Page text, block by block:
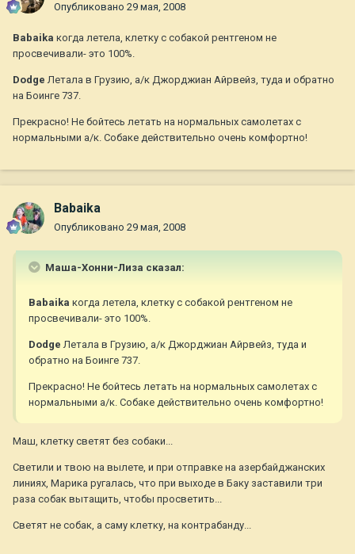
Опубликовано 29 мая, 2008
Babaika когда летела, клетку с собакой рентгеном не
просвечивали- это 100%.
Dodge Летала в Грузию, а/к Джорджиан Айрвейз, туда и обратно
на Боинге 737.
Прекрасно! Не бойтесь летать на нормальных самолетах с
нормальными а/к. Собаке действительно очень комфортно!
Babaika
Опубликовано 29 мая, 2008
Маша-Хонни-Лиза сказал:
Babaika когда летела, клетку с собакой рентгеном не
просвечивали- это 100%.
Dodge Летала в Грузию, а/к Джорджиан Айрвейз, туда и
обратно на Боинге 737.
Прекрасно! Не бойтесь летать на нормальных самолетах с
нормальными а/к. Собаке действительно очень комфортно!
Маш, клетку светят без собаки...
Светили и твою на вылете, и при отправке на азербайджанских
линиях, Марика ругалась, что при выходе в Баку заставили три
раза собак вытащить, чтобы просветить...
Светят не собак, а саму клетку, на контрабанду...